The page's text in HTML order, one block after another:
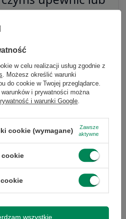
pytanie?
758 658
o ten produkt
w celu realizacji usług zgodnie z
. Możesz określić warunki
do cookie w Twojej przeglądarce.
i prywatności można
i warunki Google
cookie (wymagane)
Zawsze
aktywne
wszystkie